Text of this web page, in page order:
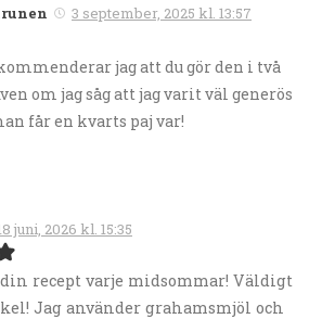
3 september, 2025 kl. 13:57
jag att du gör den i två
om jag såg att jag varit väl generös
får en kvarts paj var!
juni, 2026 kl. 15:35
recept varje midsommar! Väldigt
Jag använder grahamsmjöl och